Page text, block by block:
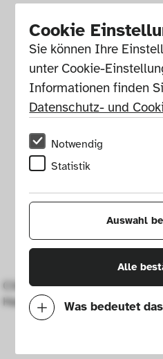
Cookie
Sie können Ihre
unter Cookie-
Datenschutz- und
Notwendig
Statistik
Auswahl
Alle
Was bedeutet
Climbing System Device
Hammer Telescope